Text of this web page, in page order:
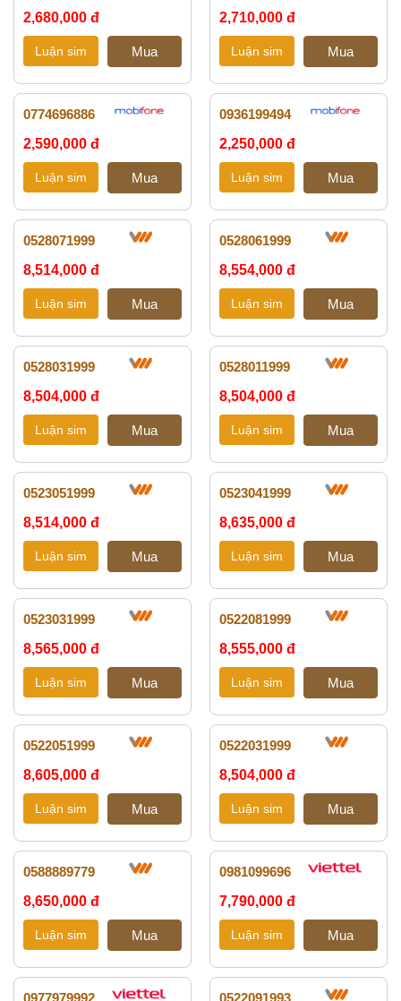
2,680,000 đ
2,710,000 đ
0774696886
2,590,000 đ
0936199494
2,250,000 đ
0528071999
8,514,000 đ
0528061999
8,554,000 đ
0528031999
8,504,000 đ
0528011999
8,504,000 đ
0523051999
8,514,000 đ
0523041999
8,635,000 đ
0523031999
8,565,000 đ
0522081999
8,555,000 đ
0522051999
8,605,000 đ
0522031999
8,504,000 đ
0588889779
8,650,000 đ
0981099696
7,790,000 đ
0977979992 0522091993